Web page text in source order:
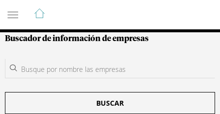
Guía de Empresas Colombianas
Buscador de información de empresas
BUSCAR